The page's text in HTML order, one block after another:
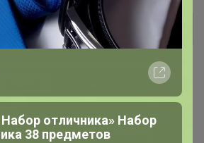
+ Ещё 5 каталогов
Набор отличника» Набор
38 предметов